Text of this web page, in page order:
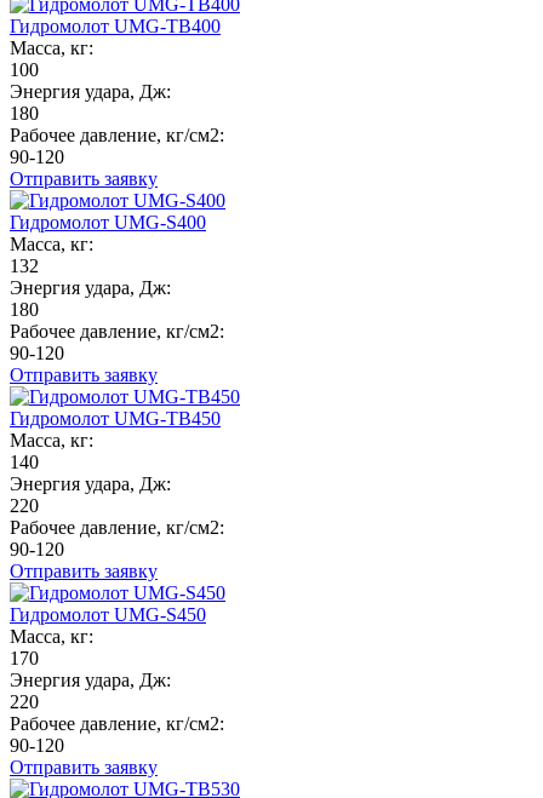
Гидромолот UMG-TB400
Масса, кг:
100
Энергия удара, Дж:
180
Рабочее давление, кг/см2:
90-120
Отправить заявку
Гидромолот UMG-S400
Масса, кг:
132
Энергия удара, Дж:
180
Рабочее давление, кг/см2:
90-120
Отправить заявку
Гидромолот UMG-TB450
Масса, кг:
140
Энергия удара, Дж:
220
Рабочее давление, кг/см2:
90-120
Отправить заявку
Гидромолот UMG-S450
Масса, кг:
170
Энергия удара, Дж:
220
Рабочее давление, кг/см2:
90-120
Отправить заявку